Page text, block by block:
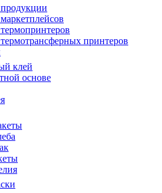
принтеров
клей
основе